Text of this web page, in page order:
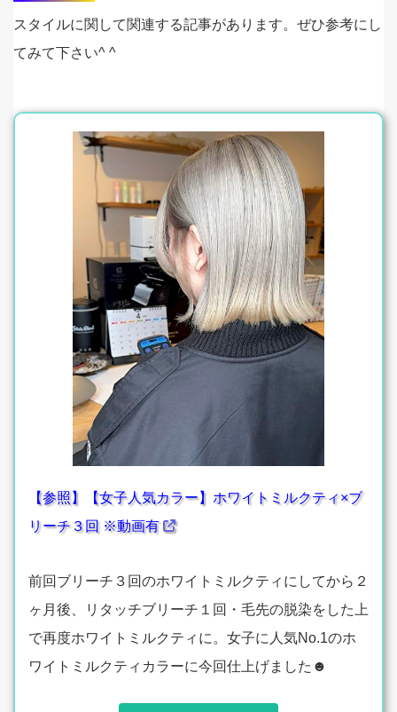
スタイルに関して関連する記事があります。ぜひ参考にし
てみて下さい^ ^
【参照】【女子人気カラー】ホワイトミルクティ×ブ
リーチ３回 ※動画有
前回ブリーチ３回のホワイトミルクティにしてから２
ヶ月後、リタッチブリーチ１回・毛先の脱染をした上
で再度ホワイトミルクティに。女子に人気No.1のホ
ワイトミルクティカラーに今回仕上げました☻